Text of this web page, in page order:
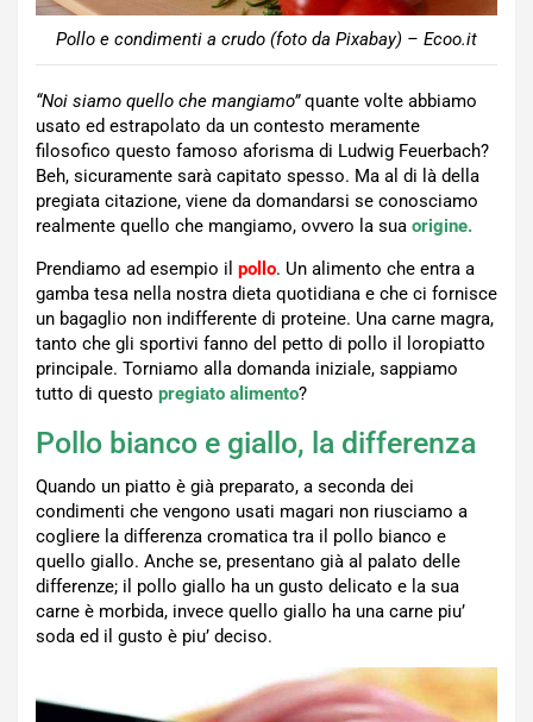
Pollo e condimenti a crudo (foto da Pixabay) – Ecoo.it
“Noi siamo quello che mangiamo”quante volte abbiamo
usato ed estrapolato da un contesto meramente
filosofico questo famoso aforisma di Ludwig Feuerbach?
Beh, sicuramente sarà capitato spesso. Ma al di là della
pregiata citazione, viene da domandarsi se conosciamo
realmente quello che mangiamo, ovvero la sua origine.
Prendiamo ad esempio il pollo. Un alimento che entra a
gamba tesa nella nostra dieta quotidiana e che ci fornisce
un bagaglio non indifferente di proteine. Una carne magra,
tanto che gli sportivi fanno del petto di pollo il loropiatto
principale. Torniamo alla domanda iniziale, sappiamo
tutto di questo pregiato alimento?
Pollo bianco e giallo, la differenza
Quando un piatto è già preparato, a seconda dei
condimenti che vengono usati magari non riusciamo a
cogliere la differenza cromatica tra il pollo bianco e
quello giallo. Anche se, presentano già al palato delle
differenze; il pollo giallo ha un gusto delicato e la sua
carne è morbida, invece quello giallo ha una carne piu’
soda ed il gusto è piu’ deciso.